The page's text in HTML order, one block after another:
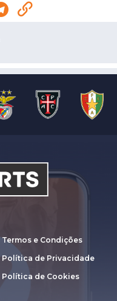
Termos e Condições
Política de Privacidade
Política de Cookies